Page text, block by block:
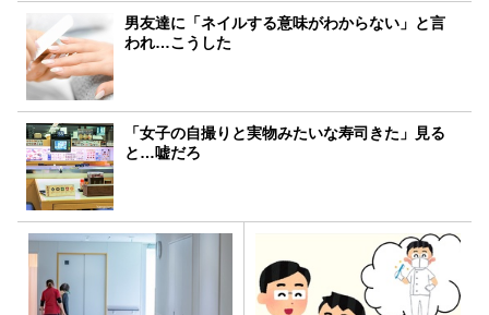
男友達に「ネイルする意味がわからない」と言
われ…こうした
「女子の自撮りと実物みたいな寿司きた」見る
と…嘘だろ